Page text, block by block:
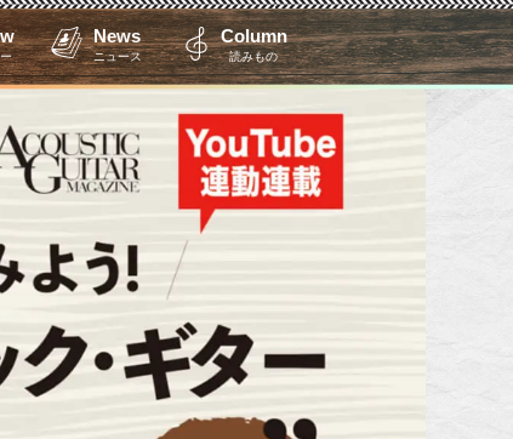
News
ニュース
Column
読みもの